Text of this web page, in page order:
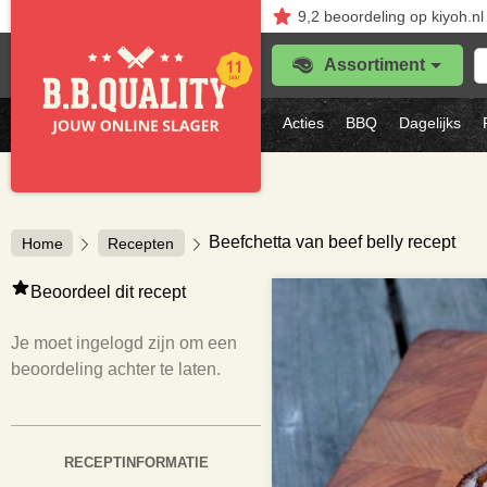
9,2 beoordelingop kiyoh.nl
Assortiment
je
Acties BBQ Dagelijks
Home Recepten Beefchetta van beef belly recept
Beoordeel dit recept
Je moet ingelogd zijn om een
beoordeling achter te laten.
RECEPTINFORMATIE